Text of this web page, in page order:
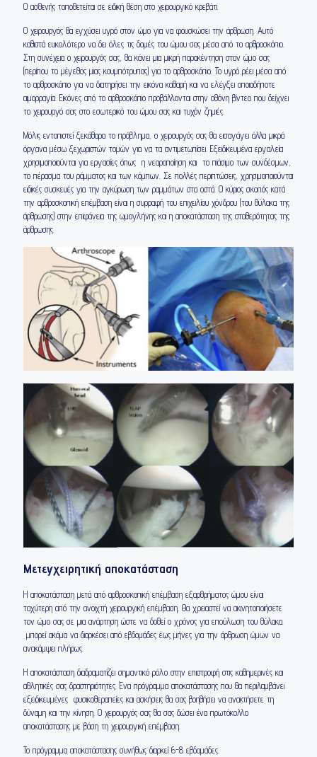
Ο ασθενής τοποθετείται σε ειδική θέση στο χειρουργικό κρεβάτι.
Ο χειρουργός θα εγχύσει υγρό στον ώμο για να φουσκώσει την άρθρωση. Αυτό
καθιστά ευκολότερο να δει όλες τις δομές του ώμου σας μέσα από το αρθροσκόπιο.
Στη συνέχεια ο χειρουργός σας, θα κάνει μια μικρή παρακέντηση στον ώμο σας
(περίπου το μέγεθος μιας κουμπότρυπας) για το αρθροσκόπιο. Το υγρό ρέει μέσα από
το αρθροσκόπιο για να διατηρήσει την εικόνα καθαρή και να ελέγξει οποιαδήποτε
αιμορραγία. Εικόνες από το αρθροσκόπιο προβάλλονται στην οθόνη βίντεο που δείχνει
το χειρουργό σας στο εσωτερικό του ώμου σας και τυχόν ζημιές.
Μόλις εντοπιστεί ξεκάθαρα το πρόβλημα, ο χειρουργός σας θα εισαγάγει άλλα μικρά
όργανα μέσω ξεχωριστών τομών για να τα αντιμετωπίσει. Εξειδικευμένα εργαλεία
χρησιμοποιούνται για εργασίες όπως η νεαροποίηση και το πιάσιμο των συνδέσμων,
το πέρασμα του ράμματος και των κόμπων. Σε πολλές περιπτώσεις, χρησιμοποιούνται
ειδικές συσκευές για την αγκύρωση των ραμμάτων στα οστά. Ο κύριος σκοπός κατά
την αρθροσκοπική επέμβαση είναι η συρραφή του επιχειλίου χόνδρου (του θύλακα της
άρθρωσης) στην επιφάνεια της ωμογλήνης και η αποκατάσταση της σταθερότητας της
άρθρωσης.
Μετεγχειρητική αποκατάσταση
Η αποκατάσταση μετά από αρθροσκοπική επέμβαση εξαρθρήματος ώμου είναι
ταχύτερη από την ανοιχτή χειρουργική επέμβαση. Θα χρειαστεί να ακινητοποιήσετε
τον ώμο σας σε μια ανάρτηση ώστε να δοθεί ο χρόνος για επούλωση του θύλακα.
μπορεί ακόμα να διαρκέσει από εβδομάδες έως μήνες για την άρθρωση ώμων να
ανακάμψει πλήρως.
Η αποκατάσταση διαδραματίζει σημαντικό ρόλο στην επιστροφή στις καθημερινές και
αθλητικές σας δραστηριότητες. Ένα πρόγραμμα αποκατάστασης που θα περιλαμβάνει
εξειδικευμένες φυσικοθεραπείες και ασκήσεις θα σας βοηθήσει να ανακτήσετε τη
δύναμη και την κίνηση. Ο χειρουργός σας θα σας δώσει ένα πρωτόκολλο
αποκατάστασης με βάση τη χειρουργική επέμβαση.
Το πρόγραμμα αποκατάστασης συνήθως διαρκεί 6-8 εβδομάδες.